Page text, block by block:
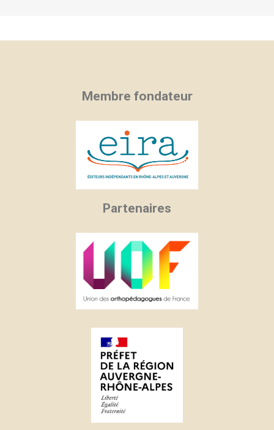
Membre fondateur
Partenaires